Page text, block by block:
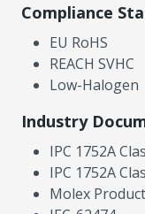
Compliance
EU RoHS
REACH SVHC
Low-Halogen
Industry
IPC 1752A
IPC 1752A
Molex